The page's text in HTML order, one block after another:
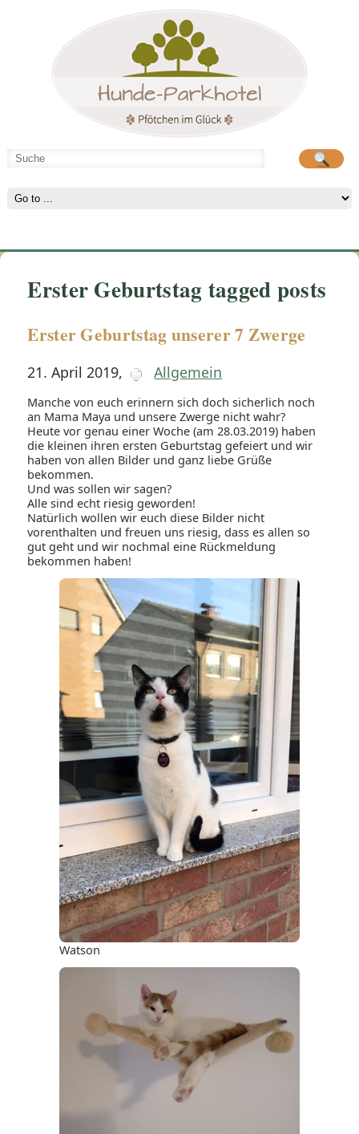
Hunde-Parkhotel
Erster Geburtstag tagged posts
Erster Geburtstag unserer 7 Zwerge
21. April 2019, Allgemein
Manche von euch erinnern sich doch sicherlich noch
an Mama Maya und unsere Zwerge nicht wahr?
Heute vor genau einer Woche (am 28.03.2019) haben
die kleinen ihren ersten Geburtstag gefeiert und wir
haben von allen Bilder und ganz liebe Grüße
bekommen.
Und was sollen wir sagen?
Alle sind echt riesig geworden!
Natürlich wollen wir euch diese Bilder nicht
vorenthalten und freuen uns riesig, dass es allen so
gut geht und wir nochmal eine Rückmeldung
bekommen haben!
Watson